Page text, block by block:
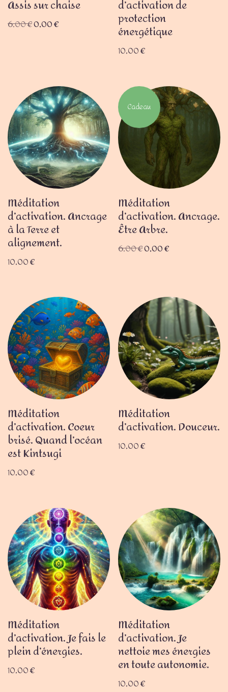
Assis sur chaise
6,00€0,00€
d’activation de
protection
énergétique
10,00€
Méditation
d’activation. Ancrage
à la Terre et
alignement.
10,00€
Cadeau
Méditation
d’activation. Ancrage.
Être Arbre.
6,00€0,00€
Méditation
d’activation. Coeur
brisé. Quand l’océan
est Kintsugi
10,00€
Méditation
d’activation. Douceur.
10,00€
Méditation
d’activation. Je fais le
plein d’énergies.
10,00€
Méditation
d’activation. Je
nettoie mes énergies
en toute autonomie.
10,00€